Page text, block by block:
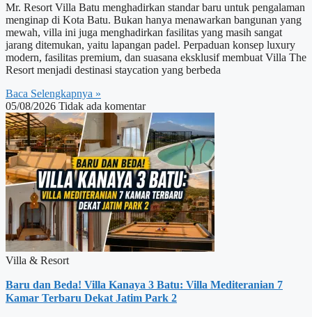
Mr. Resort Villa Batu menghadirkan standar baru untuk pengalaman
menginap di Kota Batu. Bukan hanya menawarkan bangunan yang
mewah, villa ini juga menghadirkan fasilitas yang masih sangat
jarang ditemukan, yaitu lapangan padel. Perpaduan konsep luxury
modern, fasilitas premium, dan suasana eksklusif membuat Villa The
Resort menjadi destinasi staycation yang berbeda
Baca Selengkapnya »
05/08/2026 Tidak ada komentar
Villa & Resort
Baru dan Beda! Villa Kanaya 3 Batu: Villa Mediteranian 7
Kamar Terbaru Dekat Jatim Park 2